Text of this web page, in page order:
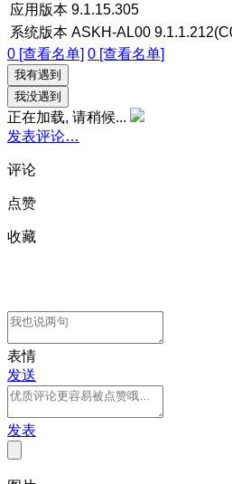
应用版本 9.1.15.305
系统版本 ASKH-AL00
0 [查看名单] 0 [查看名单]
我有遇到
我没遇到
正在加载, 请稍候...
发表评论…
评论
点赞
收藏
表情
发送
发表